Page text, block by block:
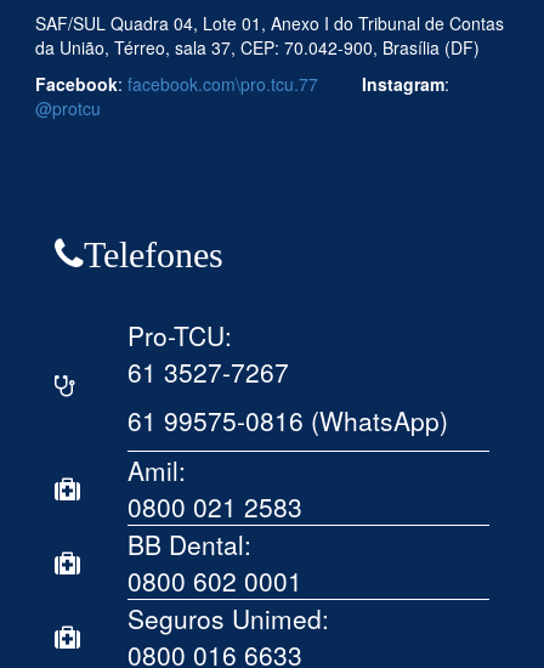
SAF/SUL Quadra 04, Lote 01, Anexo I do Tribunal de Contas
da União, Térreo, sala 37, CEP: 70.042-900, Brasília (DF)
Facebook: facebook.com\pro.tcu.77 Instagram:
@protcu
Telefones
Pro-TCU:
61 3527-7267
61 99575-0816 (WhatsApp)
Amil:
0800 021 2583
BB Dental:
0800 602 0001
Seguros Unimed:
0800 016 6633